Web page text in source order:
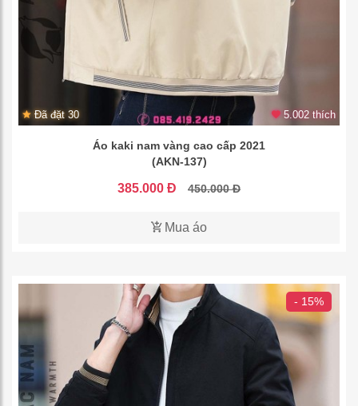
Đã đặt 30 5.002 thích
Áo kaki nam vàng cao cấp 2021
(AKN-137)
385.000 Đ 450.000 Đ
Mua áo
- 15%